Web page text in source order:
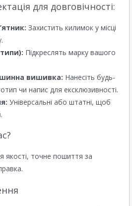
для довговічності:
Захистить килимок у місці
Підкреслять марку вашого
вишивка: Нанесіть будь-
чи напис для ексклюзивності.
Універсальні або штатні, щоб
якості, точне пошиття за